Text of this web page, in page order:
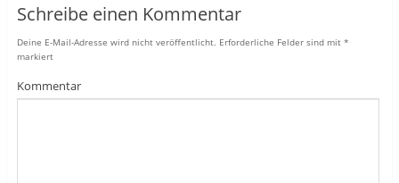
Schreibe einen Kommentar
Deine E-Mail-Adresse wird nicht veröffentlicht. Erforderliche Felder sind mit *
markiert
Kommentar